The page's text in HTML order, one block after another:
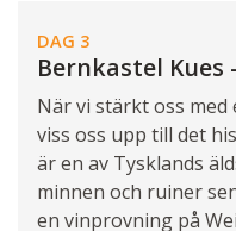
DAG 3
Bernkastel Kues
När vi stärkt oss
viss oss upp till det
är en av Tysklands
minnen och ruiner
en vinprovning på